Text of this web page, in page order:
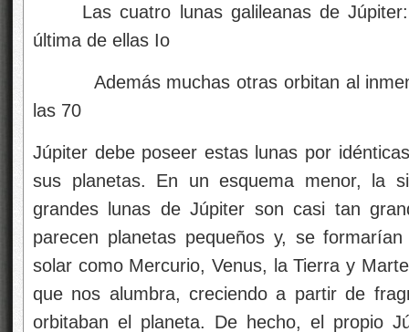
Las cuatro lunas galileanas de Júpiter:
última de ellas Io
Además muchas otras orbitan al
las 70
Júpiter debe poseer estas lunas por
sus planetas. En un esquema menor, la
grandes lunas de Júpiter son casi tan
parecen planetas pequeños y, se
solar como Mercurio, Venus, la Tierra y
que nos alumbra, creciendo a partir de
orbitaban el planeta. De hecho, el propio